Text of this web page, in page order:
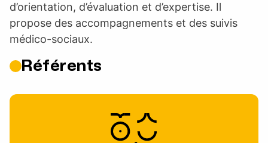
d’orientation, d’évaluation et d’expertise. Il
propose des accompagnements et des suivis
médico-sociaux.
Référents